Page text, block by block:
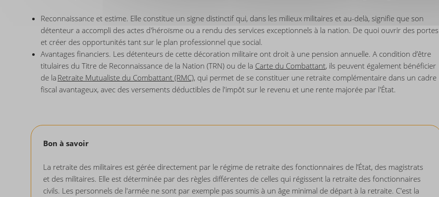
Reconnaissance et estime. Elle constitue un signe distinctif qui, dans les milieux militaires et au-delà, signifie que son
détenteur a accompli des actes d'héroïsme ou a rendu des services exceptionnels à la nation. De quoi ouvrir des portes
et créer des opportunités tant sur le plan professionnel que social.
Avantages financiers. Les détenteurs de cette décoration militaire ont droit à une pension annuelle. A condition d’être
titulaires du Titre de Reconnaissance de la Nation (TRN) ou de la Carte du Combattant, ils peuvent également bénéficier
de la Retraite Mutualiste du Combattant (RMC), qui permet de se constituer une retraite complémentaire dans un cadre
fiscal avantageux, avec des versements déductibles de l'impôt sur le revenu et une rente majorée par l'État.
Bon à savoir
La retraite des militaires est gérée directement par le régime de retraite des fonctionnaires de l’État, des magistrats
et des militaires. Elle est déterminée par des règles différentes de celles qui régissent la retraite des fonctionnaires
civils. Les personnels de l'armée ne sont par exemple pas soumis à un âge minimal de départ à la retraite. C'est la